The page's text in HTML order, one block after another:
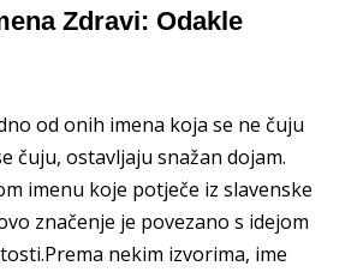
Zdravi: Odakle
od onih imena koja se ne čuju
čuju, ostavljaju snažan dojam.
imenu koje potječe iz slavenske
značenje je povezano s idejom
nekim izvorima, ime